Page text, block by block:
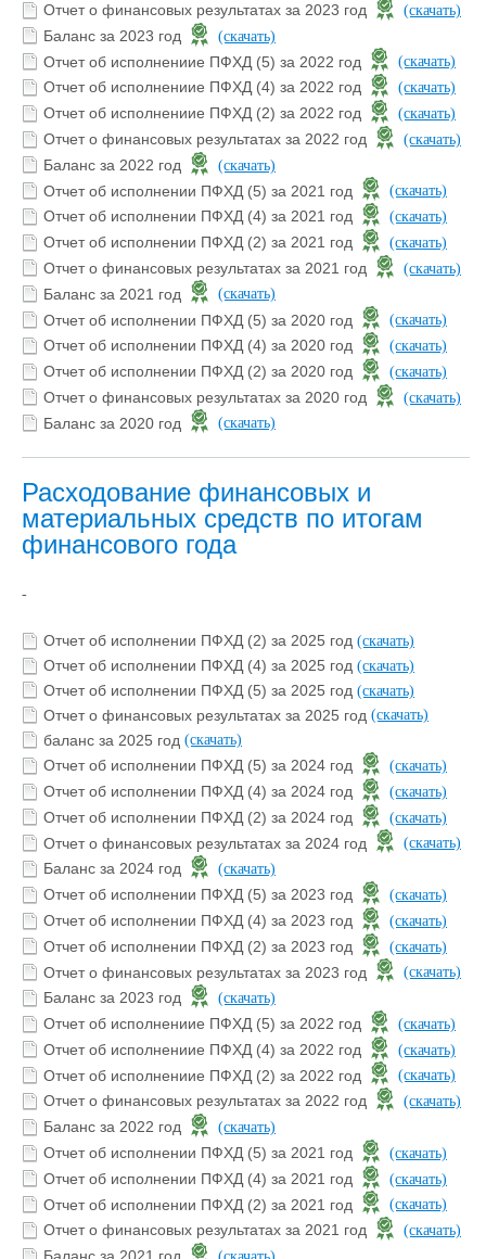
Отчет о финансовых результатах за 2023 год (скачать)
Баланс за 2023 год (скачать)
Отчет об исполнениие ПФХД (5) за 2022 год (скачать)
Отчет об исполнениие ПФХД (4) за 2022 год (скачать)
Отчет об исполнениие ПФХД (2) за 2022 год (скачать)
Отчет о финансовых результатах за 2022 год (скачать)
Баланс за 2022 год (скачать)
Отчет об исполнении ПФХД (5) за 2021 год (скачать)
Отчет об исполнении ПФХД (4) за 2021 год (скачать)
Отчет об исполнении ПФХД (2) за 2021 год (скачать)
Отчет о финансовых результатах за 2021 год (скачать)
Баланс за 2021 год (скачать)
Отчет об исполнении ПФХД (5) за 2020 год (скачать)
Отчет об исполнении ПФХД (4) за 2020 год (скачать)
Отчет об исполнении ПФХД (2) за 2020 год (скачать)
Отчет о финансовых результатах за 2020 год (скачать)
Баланс за 2020 год (скачать)
Расходование финансовых и
материальных средств по итогам
финансового года
-
Отчет об исполнении ПФХД (2) за 2025 год (скачать)
Отчет об исполнении ПФХД (4) за 2025 год (скачать)
Отчет об исполнении ПФХД (5) за 2025 год (скачать)
Отчет о финансовых результатах за 2025 год (скачать)
баланс за 2025 год (скачать)
Отчет об исполнении ПФХД (5) за 2024 год (скачать)
Отчет об исполнении ПФХД (4) за 2024 год (скачать)
Отчет об исполнении ПФХД (2) за 2024 год (скачать)
Отчет о финансовых результатах за 2024 год (скачать)
Баланс за 2024 год (скачать)
Отчет об исполнении ПФХД (5) за 2023 год (скачать)
Отчет об исполнении ПФХД (4) за 2023 год (скачать)
Отчет об исполнении ПФХД (2) за 2023 год (скачать)
Отчет о финансовых результатах за 2023 год (скачать)
Баланс за 2023 год (скачать)
Отчет об исполнениие ПФХД (5) за 2022 год (скачать)
Отчет об исполнениие ПФХД (4) за 2022 год (скачать)
Отчет об исполнениие ПФХД (2) за 2022 год (скачать)
Отчет о финансовых результатах за 2022 год (скачать)
Баланс за 2022 год (скачать)
Отчет об исполнении ПФХД (5) за 2021 год (скачать)
Отчет об исполнении ПФХД (4) за 2021 год (скачать)
Отчет об исполнении ПФХД (2) за 2021 год (скачать)
Отчет о финансовых результатах за 2021 год (скачать)